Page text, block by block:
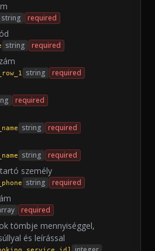
string required
string required
string required
required
string required
string required
személy
string required
required
tömbje mennyiséggel,
és leírással